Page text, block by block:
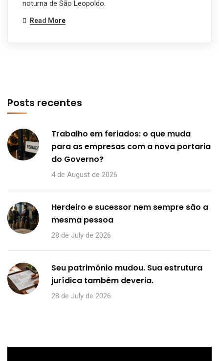
noturna de São Leopoldo.
Read More
Posts recentes
Trabalho em feriados: o que muda
para as empresas com a nova portaria
do Governo?
4 de August de 2026
Herdeiro e sucessor nem sempre são a
mesma pessoa
28 de July de 2026
Seu patrimônio mudou. Sua estrutura
jurídica também deveria.
28 de July de 2026